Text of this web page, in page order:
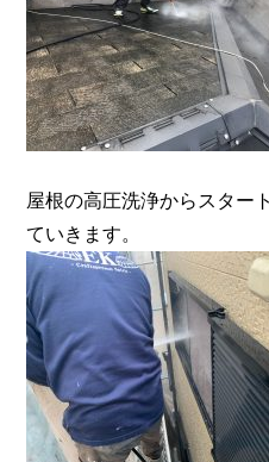
屋根の高圧洗浄からスター
ていきます。